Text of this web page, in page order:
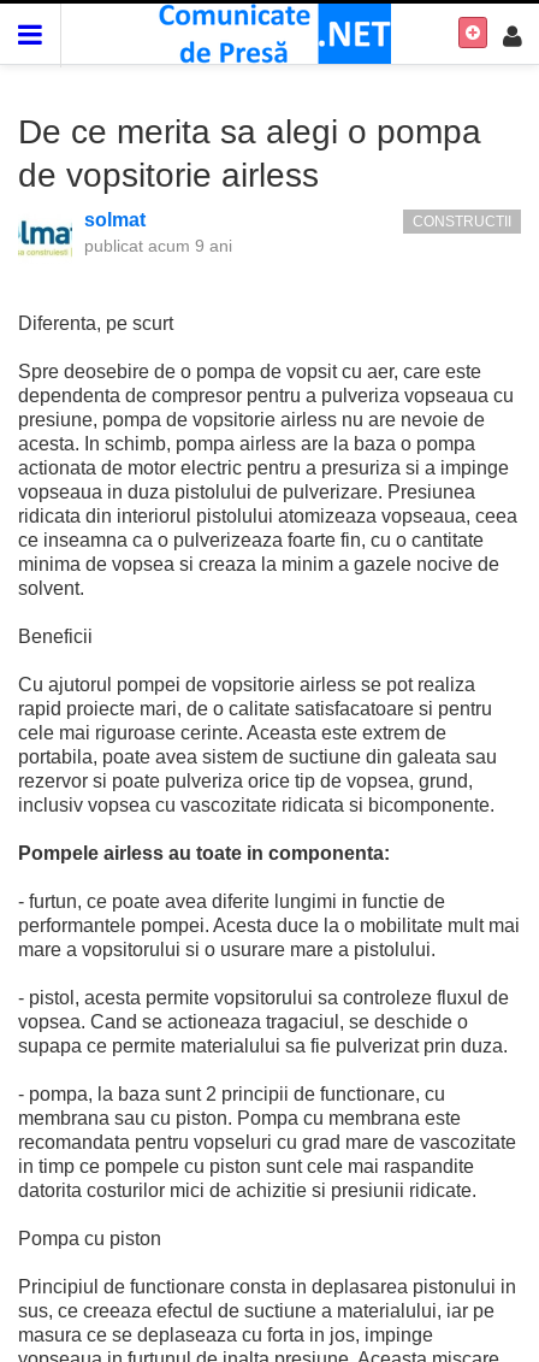
De ce merita sa alegi o pompa
de vopsitorie airless
solmat
publicat acum 9 ani
CONSTRUCTII
Diferenta, pe scurt
Spre deosebire de o pompa de vopsit cu aer, care este
dependenta de compresor pentru a pulveriza vopseaua cu
presiune, pompa de vopsitorie airless nu are nevoie de
acesta. In schimb, pompa airless are la baza o pompa
actionata de motor electric pentru a presuriza si a impinge
vopseaua in duza pistolului de pulverizare. Presiunea
ridicata din interiorul pistolului atomizeaza vopseaua, ceea
ce inseamna ca o pulverizeaza foarte fin, cu o cantitate
minima de vopsea si creaza la minim a gazele nocive de
solvent.
Beneficii
Cu ajutorul pompei de vopsitorie airless se pot realiza
rapid proiecte mari, de o calitate satisfacatoare si pentru
cele mai riguroase cerinte. Aceasta este extrem de
portabila, poate avea sistem de suctiune din galeata sau
rezervor si poate pulveriza orice tip de vopsea, grund,
inclusiv vopsea cu vascozitate ridicata si bicomponente.
Pompele airless au toate in componenta:
- furtun, ce poate avea diferite lungimi in functie de
performantele pompei. Acesta duce la o mobilitate mult mai
mare a vopsitorului si o usurare mare a pistolului.
- pistol, acesta permite vopsitorului sa controleze fluxul de
vopsea. Cand se actioneaza tragaciul, se deschide o
supapa ce permite materialului sa fie pulverizat prin duza.
- pompa, la baza sunt 2 principii de functionare, cu
membrana sau cu piston. Pompa cu membrana este
recomandata pentru vopseluri cu grad mare de vascozitate
in timp ce pompele cu piston sunt cele mai raspandite
datorita costurilor mici de achizitie si presiunii ridicate.
Pompa cu piston
Principiul de functionare consta in deplasarea pistonului in
sus, ce creeaza efectul de suctiune a materialului, iar pe
masura ce se deplaseaza cu forta in jos, impinge